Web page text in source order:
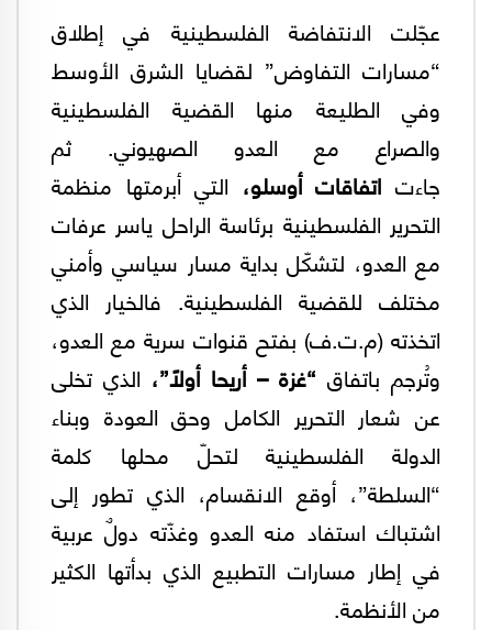
عجّلت الانتفاضة الفلسطينية في إطلاق
“مسارات التفاوض” لقضايا الشرق الأوسط
وفي الطليعة منها القضية الفلسطينية
والصراع مع العدو الصهيوني. ثم
جاءتاتفاقات أوسلو، التي أبرمتها منظمة
التحرير الفلسطينية برئاسة الراحل ياسر عرفات
مع العدو، لتشكّل بداية مسار سياسي وأمني
مختلف للقضية الفلسطينية. فالخيار الذي
اتخذته (م.ت.ف) بفتح قنوات سرية مع العدو،
وتُرجم باتفاق “غزة – أريحا أولاً”، الذي تخلى
عن شعار التحرير الكامل وحق العودة وبناء
الدولة الفلسطينية لتحلّ محلها كلمة
“السلطة”، أوقع الانقسام، الذي تطور إلى
اشتباك استفاد منه العدو وغذّته دولٌ عربية
في إطار مسارات التطبيع الذي بدأتها الكثير
من الأنظمة.